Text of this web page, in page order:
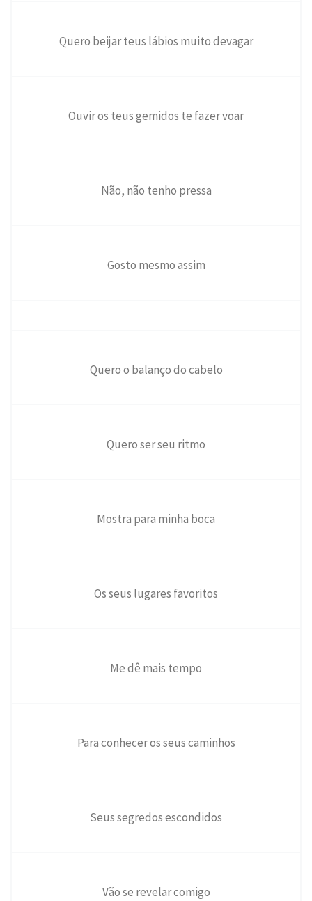
Quero beijar teus lábios muito devagar
Ouvir os teus gemidos te fazer voar
Não, não tenho pressa
Gosto mesmo assim
Quero o balanço do cabelo
Quero ser seu ritmo
Mostra para minha boca
Os seus lugares favoritos
Me dê mais tempo
Para conhecer os seus caminhos
Seus segredos escondidos
Vão se revelar comigo